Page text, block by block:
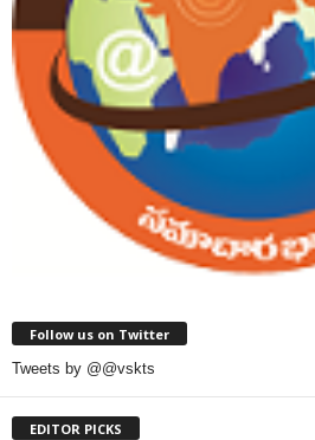
Follow us on Twitter
Tweets by @@vskts
EDITOR PICKS